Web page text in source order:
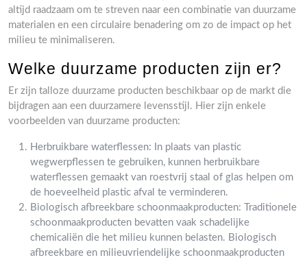
altijd raadzaam om te streven naar een combinatie van duurzame
materialen en een circulaire benadering om zo de impact op het
milieu te minimaliseren.
Welke duurzame producten zijn er?
Er zijn talloze duurzame producten beschikbaar op de markt die
bijdragen aan een duurzamere levensstijl. Hier zijn enkele
voorbeelden van duurzame producten:
Herbruikbare waterflessen: In plaats van plastic
wegwerpflessen te gebruiken, kunnen herbruikbare
waterflessen gemaakt van roestvrij staal of glas helpen om
de hoeveelheid plastic afval te verminderen.
Biologisch afbreekbare schoonmaakproducten: Traditionele
schoonmaakproducten bevatten vaak schadelijke
chemicaliën die het milieu kunnen belasten. Biologisch
afbreekbare en milieuvriendelijke schoonmaakproducten